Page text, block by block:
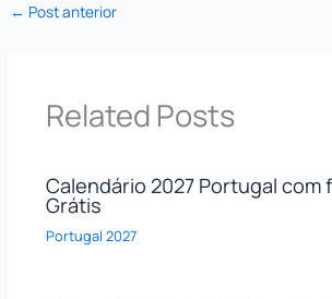
← Post anterior
Related Posts
Calendário 2027 Portugal com
Grátis
Portugal 2027